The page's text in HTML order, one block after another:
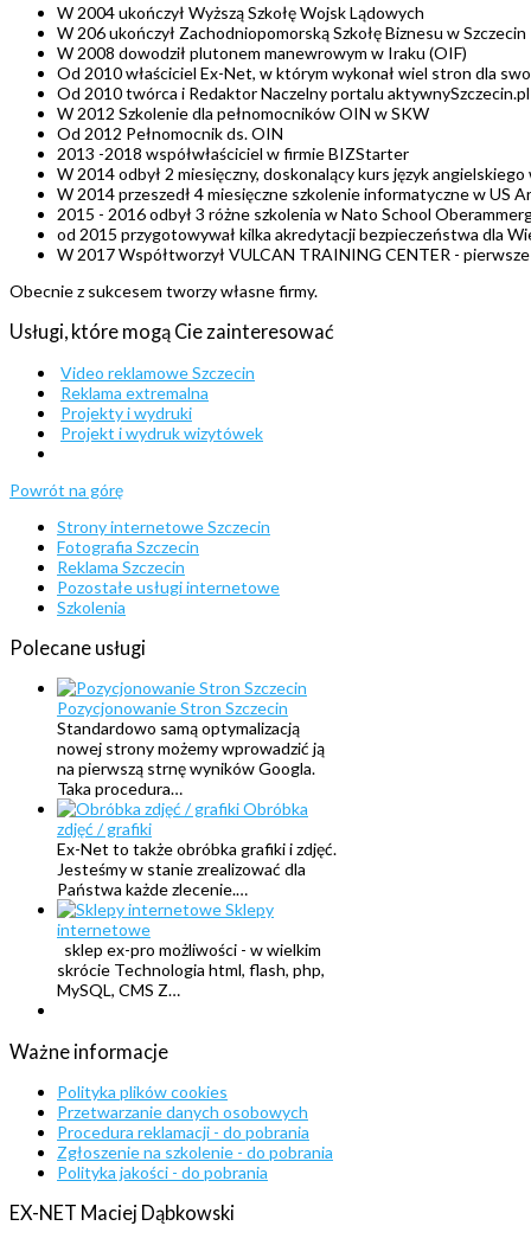
W 2004 ukończył Wyższą Szkołę Wojsk Lądowych
W 206 ukończył Zachodniopomorską Szkołę Biznesu w Szczecin
W 2008 dowodził plutonem manewrowym w Iraku (OIF)
Od 2010 właściciel Ex-Net, w którym wykonał wiel stron dla
Od 2010 twórca i Redaktor Naczelny portalu aktywnySzczecin.pl
W 2012 Szkolenie dla pełnomocników OIN w SKW
Od 2012 Pełnomocnik ds. OIN
2013 -2018 współwłaściciel w firmie BIZStarter
W 2014 odbył 2 miesięczny, doskonalący kurs język
W 2014 przeszedł 4 miesięczne szkolenie informatyczne w US
2015 - 2016 odbył 3 różne szkolenia w Nato School
od 2015 przygotowywał kilka akredytacji bezpieczeństwa dla
W 2017 Współtworzył VULCAN TRAINING CENTER -
Obecnie z sukcesem tworzy własne firmy.
Usługi, które mogą Cie zainteresować
Video reklamowe Szczecin
Reklama extremalna
Projekty i wydruki
Projekt i wydruk wizytówek
Powrót na górę
Strony internetowe Szczecin
Fotografia Szczecin
Reklama Szczecin
Pozostałe usługi internetowe
Szkolenia
Polecane usługi
Pozycjonowanie Stron Szczecin
Standardowo samą optymalizacją
nowej strony możemy wprowadzić ją
na pierwszą strnę wyników Googla.
Taka procedura…
Obróbka
zdjęć / grafiki
Ex-Net to także obróbka grafiki i zdjęć.
Jesteśmy w stanie zrealizować dla
Państwa każde zlecenie.…
Sklepy
internetowe
sklep ex-pro możliwości - w wielkim
skrócie Technologia html, flash, php,
MySQL, CMS Z…
Ważne informacje
Polityka plików cookies
Przetwarzanie danych osobowych
Procedura reklamacji - do pobrania
Zgłoszenie na szkolenie - do pobrania
Polityka jakości - do pobrania
EX-NET Maciej Dąbkowski